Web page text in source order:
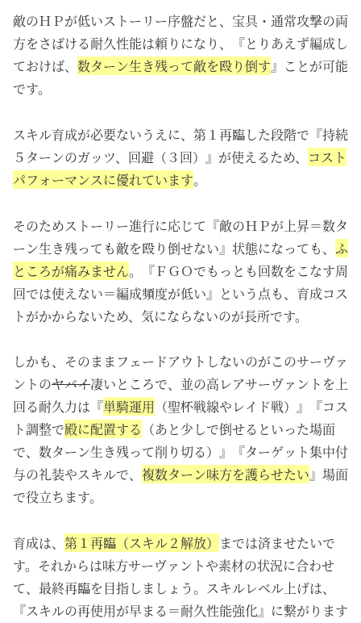
敵のＨＰが低いストーリー序盤だと、宝具・通常攻撃の両
方をさばける耐久性能は頼りになり、『とりあえず編成し
ておけば、 数ターン生き残って敵を殴り倒す』ことが可能
です。
スキル育成が必要ないうえに、第１再臨した段階で『持続
５ターンのガッツ、回避（３回）』が使えるため、 コスト
パフォーマンスに優れています。
そのためストーリー進行に応じて『敵のＨＰが上昇＝数タ
ーン生き残っても敵を殴り倒せない』状態になっても、 ふ
ところが痛みません。『ＦＧＯでもっとも回数をこなす周
回では使えない＝編成頻度が低い』という点も、育成コス
トがかからないため、気にならないのが長所です。
しかも、そのままフェードアウトしないのがこのサーヴァ
ントのヤバイ凄いところで、並の高レアサーヴァントを上
回る耐久力は『単騎運用 （聖杯戦線やレイド戦）』『コス
ト調整で殿に配置する （あと少しで倒せるといった場面
で、数ターン生き残って削り切る）』『ターゲット集中付
与の礼装やスキルで、 複数ターン味方を護らせたい』場面
で役立ちます。
育成は、 第１再臨（スキル２解放） までは済ませたいで
す。それからは味方サーヴァントや素材の状況に合わせ
て、最終再臨を目指しましょう。スキルレベル上げは、
『スキルの再使用が早まる＝耐久性能強化』に繋がります